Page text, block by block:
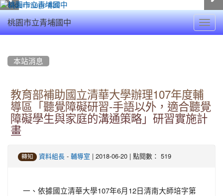
桃園市立青埔國中
本站消息
教育部補助國立清華大學辦理107年度輔
導區「聽覺障礙研習-手語以外，適合聽覺
障礙學生與家庭的溝通策略」研習實施計
畫
轉知 資料組長 - 輔導室 | 2018-06-20 | 點閱數： 519
一、依據國立清華大學107年6月12日清南大師培字第